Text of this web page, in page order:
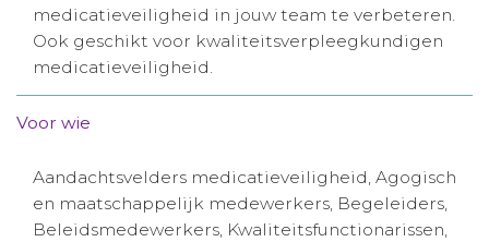
Aanmelden nieuwsbrief
Inloggen
medicatieveiligheid in jouw team te verbeteren.
Ook geschikt voor kwaliteitsverpleegkundigen
medicatieveiligheid.
Voor wie
Aandachtsvelders medicatieveiligheid, Agogisch
en maatschappelijk medewerkers, Begeleiders,
Beleidsmedewerkers, Kwaliteitsfunctionarissen,